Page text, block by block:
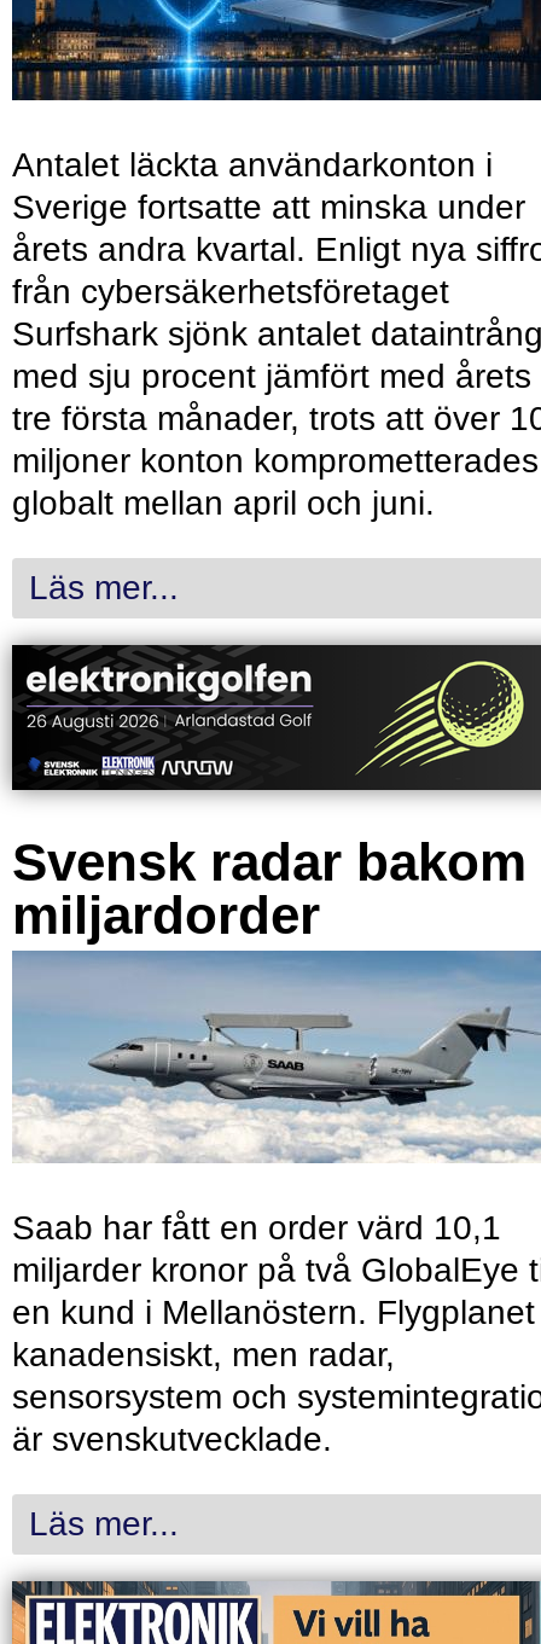
Antalet läckta användarkonton i
Sverige fortsatte att minska under
årets andra kvartal. Enligt nya
från cybersäkerhetsföretaget
Surfshark sjönk antalet
med sju procent jämfört med årets
tre första månader, trots att över
miljoner konton komprometterades
globalt mellan april och juni.
Läs mer...
Svensk radar bakom
miljardorder
Saab har fått en order värd 10,1
miljarder kronor på två GlobalEye
en kund i Mellanöstern.
kanadensiskt, men radar,
sensorsystem och
är svenskutvecklade.
Läs mer...